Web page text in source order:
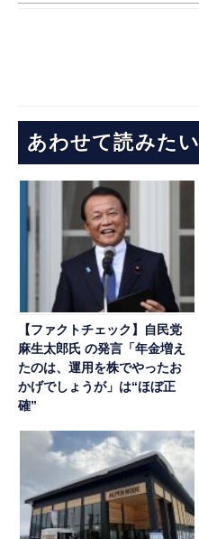
あわせて読みたい
【ファクトチェック】自民党
麻生太郎氏 の発言「年金増え
たのは、運用を株でやったお
かげでしょうが」は“ほぼ正
確”